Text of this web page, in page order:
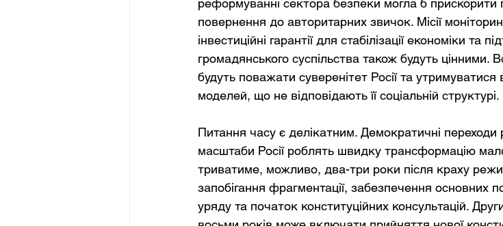
реформуванні сектора безпеки могла б прискорити
повернення до авторитарних звичок. Місії
інвестиційні гарантії для стабілізації економіки та
громадянського суспільства також будуть цінними.
будуть поважати суверенітет Росії та утримуватися
моделей, що не відповідають її соціальній структурі.
Питання часу є делікатним. Демократичні
масштаби Росії роблять швидку трансформацію
триватиме, можливо, два-три роки після краху
запобігання фрагментації, забезпечення основних
уряду та початок конституційних консультацій.